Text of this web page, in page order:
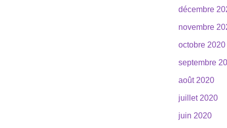
décembre
novembre
octobre 2020
septembre
août 2020
juillet 2020
juin 2020